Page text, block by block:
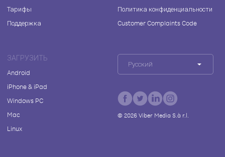
Тарифы
Поддержка
Политика конфиденциальности
Customer Complaints Code
ЗАГРУЗИТЬ
Android
iPhone & iPad
Windows PC
Mac
Linux
Русский
© 2026Viber Media S.à r.l.